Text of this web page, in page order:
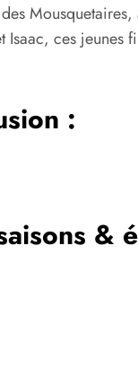
Isaac, ces jeunes
:
&